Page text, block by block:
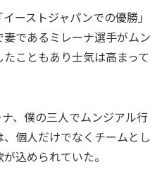
ーストジャパンでの優勝」
であるミレーナ選手がムン
こともあり士気は高まって
、僕の三人でムンジアル行
個人だけでなくチームとし
込められていた。